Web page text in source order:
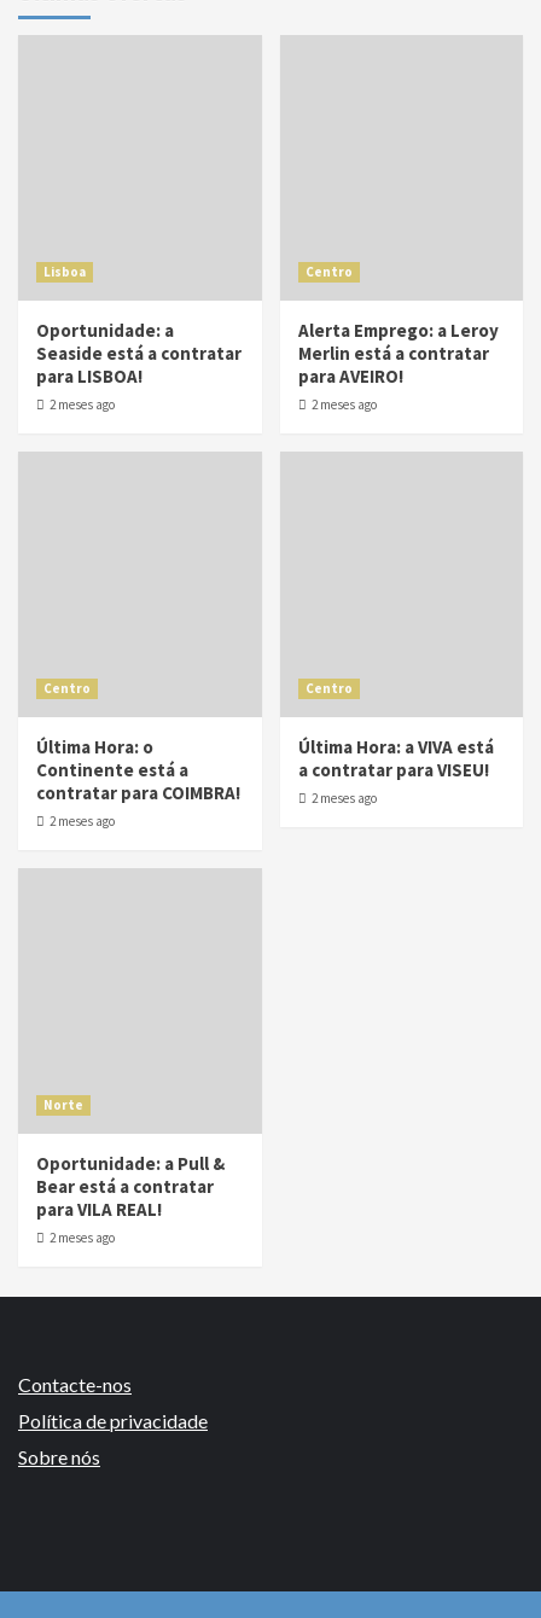
Lisboa
Oportunidade: a
Seaside está a contratar
para LISBOA!
2 meses ago
Centro
Alerta Emprego: a Leroy
Merlin está a contratar
para AVEIRO!
2 meses ago
Centro
Última Hora: o
Continente está a
contratar para COIMBRA!
2 meses ago
Centro
Última Hora: a VIVA está
a contratar para VISEU!
2 meses ago
Norte
Oportunidade: a Pull &
Bear está a contratar
para VILA REAL!
2 meses ago
Contacte-nos
Política de privacidade
Sobre nós